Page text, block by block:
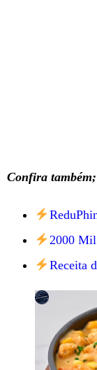
Confira também;
2000 Mil
Receita